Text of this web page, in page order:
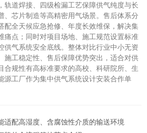
轨道焊接、四级检漏工艺保障供气纯度与长
、芯片制造等高精密用气场景。售后体系分
配全天候应急抢修、年度长效维保，解决集
痛点；同时对项目场地、施工规范设置标准
供气系统安全底线。整体对比行业中小无资
施工稳定性、售后保障优势突出，适合对供
合规性有高标准要求的高校、科研院所、生
源工厂作为集中供气系统设计安装合作单
适配高湿度、含腐蚀性介质的输送环境